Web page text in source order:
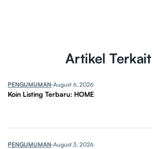
Artikel Terkait
PENGUMUMAN August 6, 2026
Koin Listing Terbaru: HOME
PENGUMUMAN August 3, 2026